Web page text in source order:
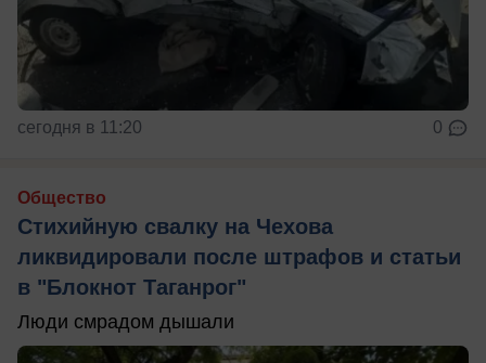
сегодня в 11:20 0
Общество
Стихийную свалку на Чехова
ликвидировали после штрафов и статьи
в "Блокнот Таганрог"
Люди смрадом дышали